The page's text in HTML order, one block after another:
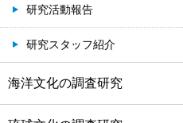
研究活動報告
研究スタッフ紹介
海洋文化の調査研究